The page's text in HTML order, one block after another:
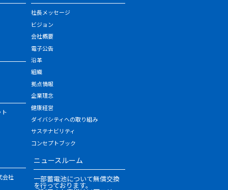
会社
社長メッセージ
ビジョン
会社概要
電子公告
沿革
組織
拠点情報
企業理念
健康経営
ダイバシティへの取り組み
サステナビリティ
コンセプトブック
ニュースルーム
一部蓄電池について無償交換
を行っております。